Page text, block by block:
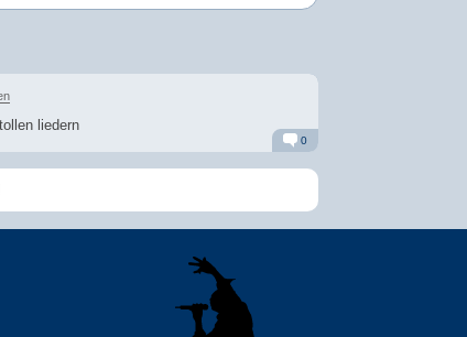
liedern
Alarm Antworten
0
Speichern